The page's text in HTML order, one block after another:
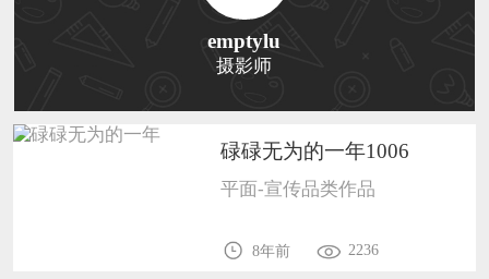
恭喜133****6466用户作品已成功备案！
恭喜131****1475用户作品已成功备案！
恭喜133****8874用户作品已成功备案！
恭喜138****8638用户作品已成功备案！
恭喜133****9020用户作品已成功备案！
emptylu
摄影师
碌碌无为的一年1006
平面-宣传品类作品
8年前 2236